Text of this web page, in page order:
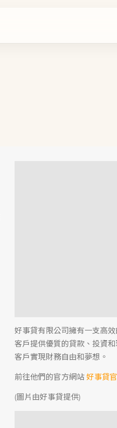
好事貸有限公司擁有一支高
客戶提供優質的貸款、投資
客戶實現財務自由和夢想。
前往他們的官方網站 好事貸
(圖片由好事貸提供)